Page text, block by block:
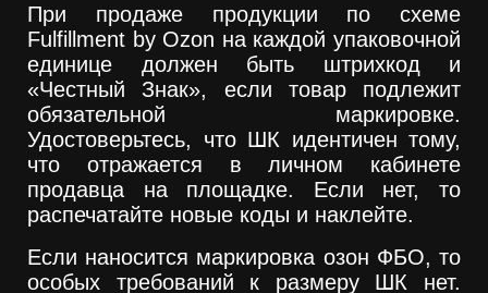
При продаже продукции по схеме
Fulfillment by Ozon на каждой упаковочной
единице должен быть штрихкод и
«Честный Знак», если товар подлежит
обязательной маркировке.
Удостоверьтесь, что ШК идентичен тому,
что отражается в личном кабинете
продавца на площадке. Если нет, то
распечатайте новые коды и наклейте.
Если наносится маркировка озон ФБО, то
особых требований к размеру ШК нет.